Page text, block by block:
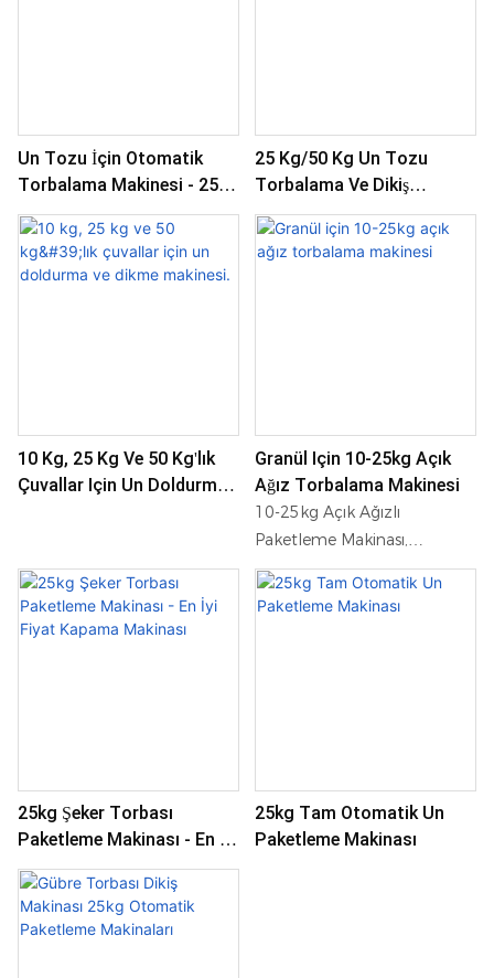
Un Tozu İçin Otomatik
Torbalama Makinesi - 25
Kg Ve 50 Kg Dokuma
Çuvallar
25 Kg/50 Kg Un Tozu
Torbalama Ve Dikiş
Makinesi (Açık Ağızlı
Torbalar İçin)
10 Kg, 25 Kg Ve 50 Kg'lık
Çuvallar Için Un Doldurma
Granül Için 10-25kg Açık
Ağız Torbalama Makinesi
10-25kg Açık Ağızlı
Paketleme Makinası,
sektörde 25 yıllık deneyime
sahip bir firma tarafından
tasarlanmıştır
25kg Şeker Torbası
Paketleme Makinası - En İyi
Fiyat Kapama Makinası
25kg Tam Otomatik Un
Paketleme Makinası